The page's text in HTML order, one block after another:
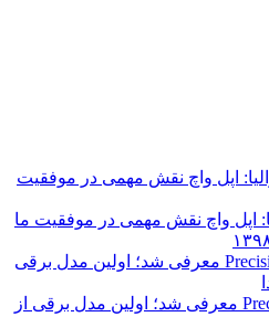
اپل واچ نقش مهمی در موفقیت ما
کانسپت آکیورا Precision EV معرفی شد؛ اولین مدل برقی از